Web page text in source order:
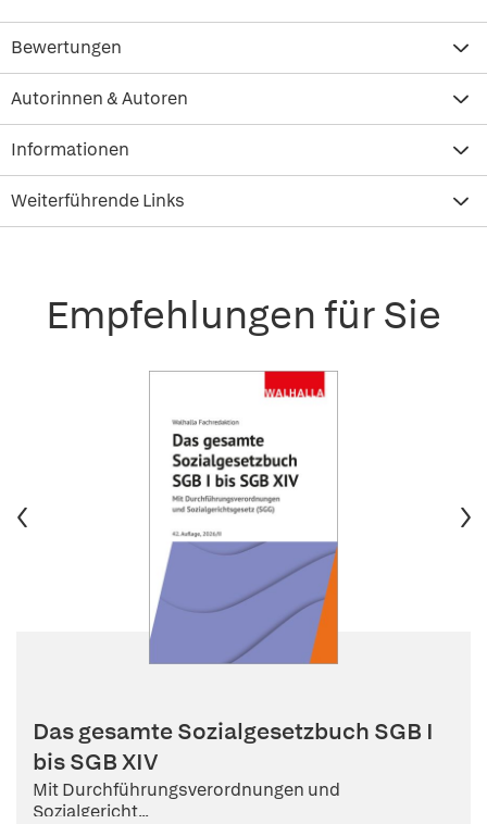
Bewertungen
Autorinnen & Autoren
Informationen
Weiterführende Links
Empfehlungen für Sie
Das gesamte Sozialgesetzbuch SGB I
bis SGB XIV
Mit Durchführungsverordnungen und
Sozialgericht...